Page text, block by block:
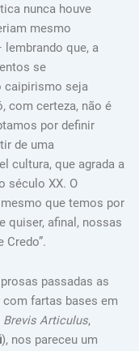
nunca houve
mesmo
lembrando que, a
se
caipirismo seja
com certeza, não é
por definir
de uma
cultura, que agrada a
século XX. O
que temos por
quiser, afinal, nossas
Credo”.
passadas as
fartas bases em
Brevis Articulus,
), nos pareceu um